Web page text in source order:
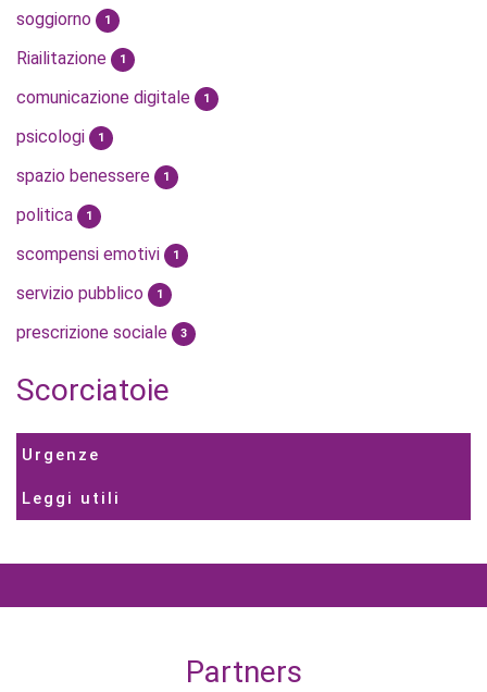
soggiorno 1
Riailitazione 1
comunicazione digitale 1
psicologi 1
spazio benessere 1
politica 1
scompensi emotivi 1
servizio pubblico 1
prescrizione sociale 3
Scorciatoie
Urgenze
Leggi utili
Partners